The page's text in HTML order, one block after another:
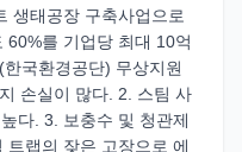
생태공장 구축사업으로
60%를 기업당 최대 10억
국환경공단) 무상지원
손실이 많다. 2. 스팀 사
다. 3. 보충수 및 청관제
랩의 잦은 고장으로 에